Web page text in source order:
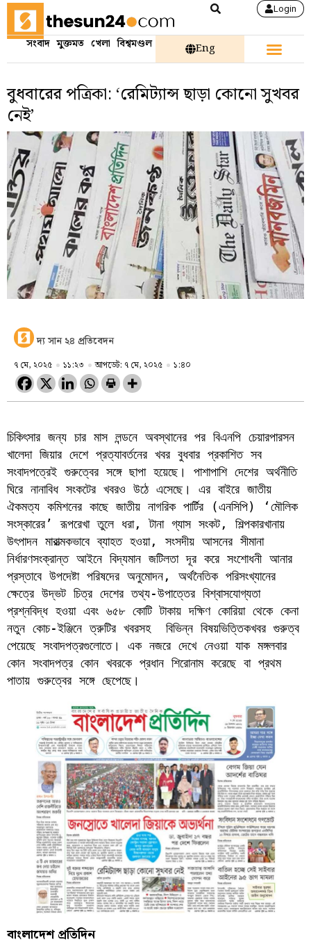
Login
সংবাদ মুক্তমত খেলা বিশ্বমণ্ডল Eng
বুধবারের পত্রিকা: ‘রেমিট্যান্স ছাড়া কোনো সুখবর
নেই’
দ্য সান ২৪ প্রতিবেদন
৭ মে, ২০২৫ ১১:২৩ আপডেট: ৭ মে, ২০২৫ ১:৪০
চিকিৎসার জন্য চার মাস লন্ডনে অবস্থানের পর বিএনপি চেয়ারপারসন
খালেদা জিয়ার দেশে প্রত্যাবর্তনের খবর বুধবার প্রকাশিত সব
সংবাদপত্রেই গুরুত্বের সঙ্গে ছাপা হয়েছে। পাশাপাশি দেশের অর্থনীতি
ঘিরে নানাবিধ সংকটের খবরও উঠে এসেছে। এর বাইরে জাতীয়
ঐকমত্য কমিশনের কাছে জাতীয় নাগরিক পার্টির (এনসিপি) ‘মৌলিক
সংস্কারের’ রূপরেখা তুলে ধরা, টানা গ্যাস সংকট, শিল্পকারখানায়
উৎপাদন মারাত্মকভাবে ব্যাহত হওয়া, সংসদীয় আসনের সীমানা
নির্ধারণসংক্রান্ত আইনে বিদ্যমান জটিলতা দূর করে সংশোধনী আনার
প্রস্তাবে উপদেষ্টা পরিষদের অনুমোদন, অর্থনৈতিক পরিসংখ্যানের
ক্ষেত্রে উদ্ভট চিত্র দেশের তথ্য-উপাত্তের বিশ্বাসযোগ্যতা
প্রশ্নবিদ্ধ হওয়া এবং ৬৫৮ কোটি টাকায় দক্ষিণ কোরিয়া থেকে কেনা
নতুন কোচ-ইঞ্জিনে ত্রুটির খবরসহ  বিভিন্ন বিষয়ভিত্তিকখবর গুরুত্ব
পেয়েছে সংবাদপত্রগুলোতে। এক নজরে দেখে নেওয়া যাক মঙ্গলবার
কোন সংবাদপত্র কোন খবরকে প্রধান শিরোনাম করেছে বা প্রথম
পাতায় গুরুত্বের সঙ্গে ছেপেছে।
বাংলাদেশ প্রতিদিন